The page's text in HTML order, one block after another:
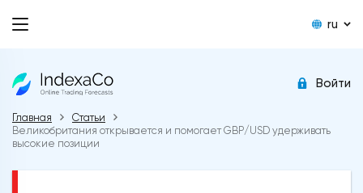
ru
Войти
Главная
Статьи
Великобритания открывается и помогает GBP/USD удерживать
высокие позиции